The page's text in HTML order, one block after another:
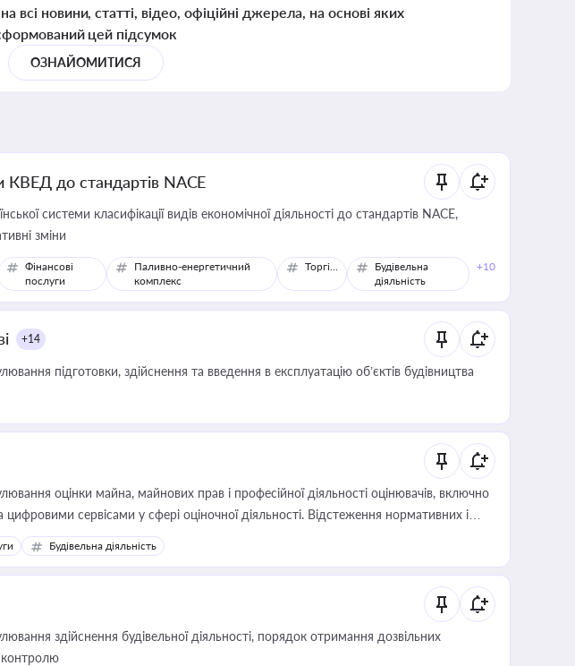
всі новини, статті, відео, офіційні джерела, на основі яких
цей підсумок
ОЗНАЙОМИТИСЯ
КВЕД до стандартів NACE
системи класифікації видів економічної діяльності до стандартів NACE,
зміни
Фінансові
послуги
Паливно-енергетичний
комплекс
Торгівля
Будівельна
діяльність
+10
+14
підготовки, здійснення та введення в експлуатацію об’єктів будівництва
оцінки майна, майнових прав і професійної діяльності оцінювачів, включно
цифровими сервісами у сфері оціночної діяльності. Відстеження нормативних і
бізнесу, керівника, юриста або бухгалтера під час оподаткування,
угод і перевірки статусу суб'єктів оціночної діяльності
Будівельна діяльність
здійснення будівельної діяльності, порядок отримання дозвільних